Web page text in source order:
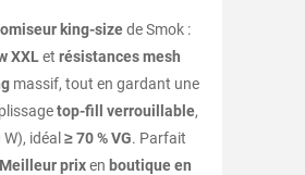
king-sizede Smok :
XXLet résistances mesh
massif, tout en gardant une
top-fill verrouillable,
idéal ≥ 70 % VG. Parfait
Meilleur prixen boutique en